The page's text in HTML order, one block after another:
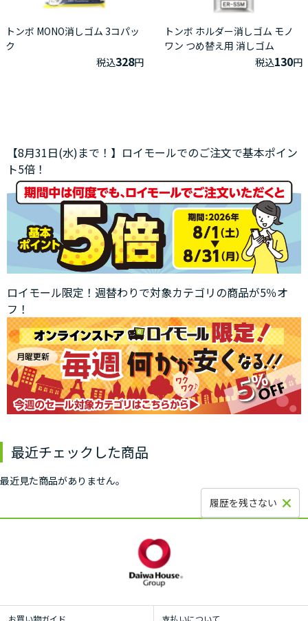
トンボ MONO消しゴム 3コパッ
ク
税込328円
トンボ ホルダー消しゴム モノ
ワン つめ替え用 消しゴム
税込130円
【8月31日(水)まで！】ロイモールでのご注文で基本ポイン
ト5倍！
ロイモール限定！週替わりで対象カテゴリの商品が5％オ
フ！
最近チェックした商品
最近見た商品がありません。
履歴を残さない
お買い物ガイド 支払いについて